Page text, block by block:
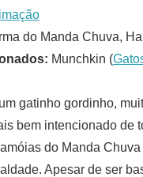
do Manda Chuva,
Munchkin (
gatinho gordinho,
bem intencionado de
do Manda
Apesar de ser